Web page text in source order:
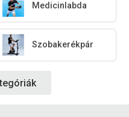
Medicinlabda
Szobakerékpár